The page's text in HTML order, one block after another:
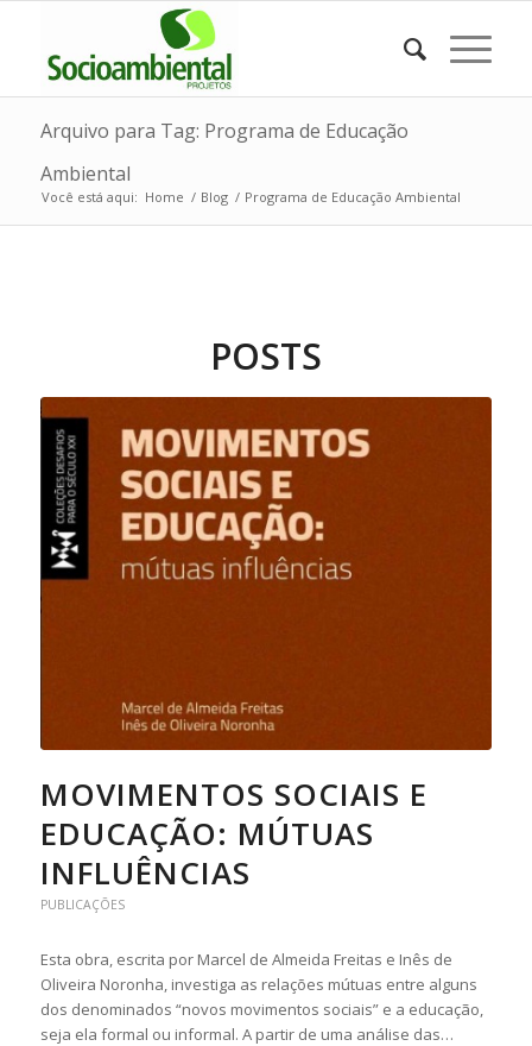
Arquivo para Tag: Programa de Educação
Ambiental
Você está aqui: Home / Blog / Programa de Educação Ambiental
POSTS
MOVIMENTOS SOCIAIS E
EDUCAÇÃO: MÚTUAS
INFLUÊNCIAS
PUBLICAÇÕES
Esta obra, escrita por Marcel de Almeida Freitas e Inês de
Oliveira Noronha, investiga as relações mútuas entre alguns
dos denominados “novos movimentos sociais” e a educação,
seja ela formal ou informal. A partir de uma análise das…